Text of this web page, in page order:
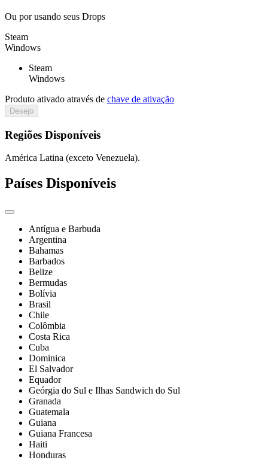
Ou porusando seus Drops
Steam
Windows
Steam
Windows
Produto ativado através de chave de ativação
Desejo
Regiões Disponíveis
América Latina (exceto Venezuela).
Países Disponíveis
Antígua e Barbuda
Argentina
Bahamas
Barbados
Belize
Bermudas
Bolívia
Brasil
Chile
Colômbia
Costa Rica
Cuba
Dominica
El Salvador
Equador
Geórgia do Sul e Ilhas Sandwich do Sul
Granada
Guatemala
Guiana
Guiana Francesa
Haiti
Honduras